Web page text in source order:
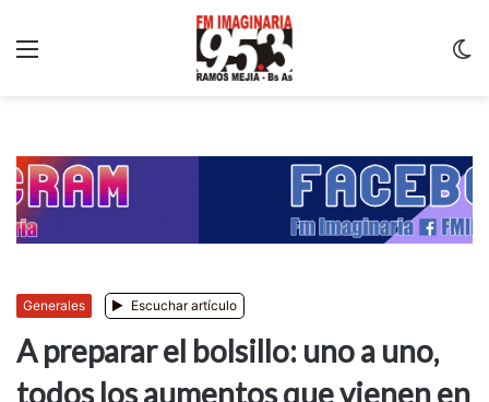
Generales Escuchar artículo
A preparar el bolsillo: uno a uno,
todos los aumentos que vienen en